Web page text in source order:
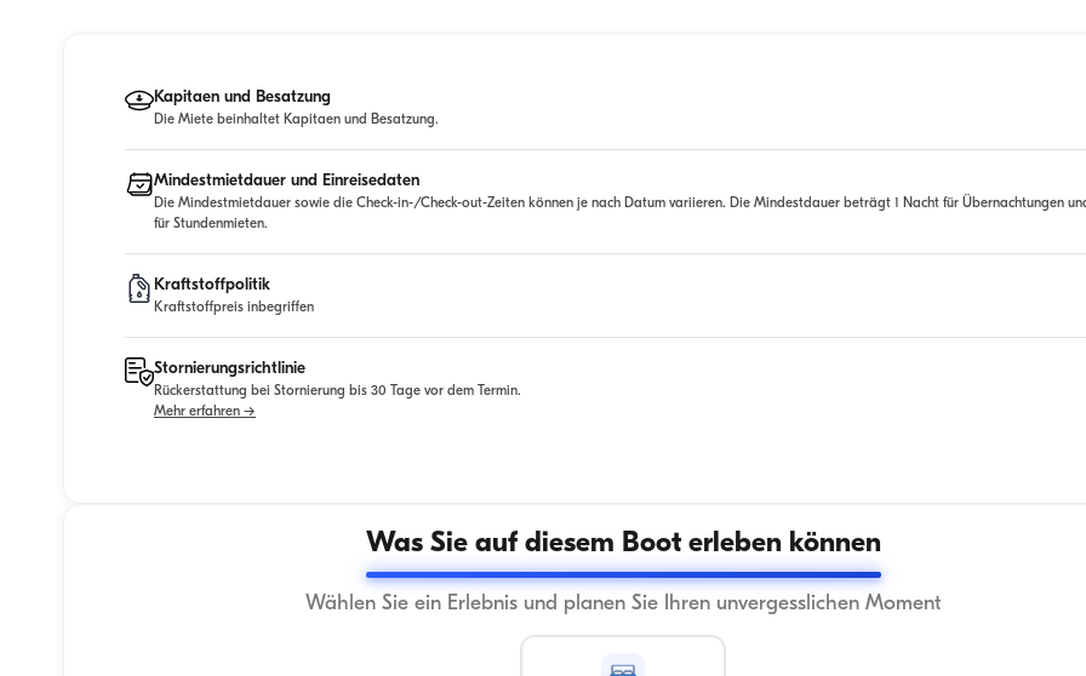
Kapitaen und Besatzung
Die Miete beinhaltet Kapitaen und Besatzung.
Mindestmietdauer und Einreisedaten
Die Mindestmietdauer sowie die Check-in-/Check-out-Zeiten können je nach Datum variieren. Die Mindestdauer beträgt 1 Nacht für Übernachtungen
für Stundenmieten.
Kraftstoffpolitik
Kraftstoffpreis inbegriffen
Stornierungsrichtlinie
Rückerstattung bei Stornierung bis 30 Tage vor dem Termin.
Mehr erfahren →
Was Sie auf diesem Boot erleben können
Wählen Sie ein Erlebnis und planen Sie Ihren unvergesslichen Moment